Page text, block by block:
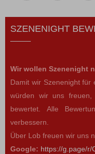
SZENENIGHT
Wir wollen Szenenight
Damit wir Szenenight für
würden wir uns
bewertet. Alle
verbessern.
Über Lob freuen wir uns
Google: https://g.page/r/